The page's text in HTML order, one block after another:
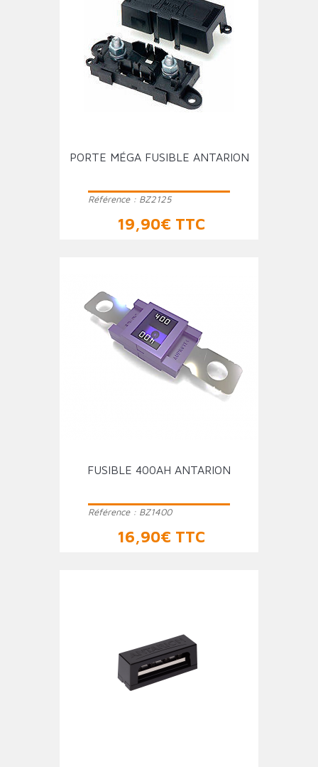
PORTE MÉGA FUSIBLE ANTARION
Référence : BZ2125
Prix
19,90€ TTC
FUSIBLE 400AH ANTARION
Référence : BZ1400
Prix
16,90€ TTC